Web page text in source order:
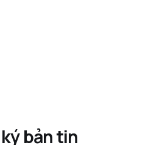
nội dung có tốc độ tăng trưởng
bản tin